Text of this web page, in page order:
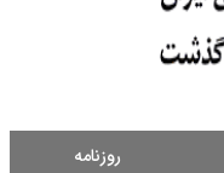
روزنامه